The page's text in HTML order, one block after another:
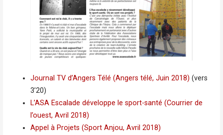
Journal TV d’Angers Télé (Angers télé, Juin 2018) (vers
3’20)
L’ASA Escalade développe le sport-santé (Courrier de
l’ouest, Avril 2018)
Appel à Projets (Sport Anjou, Avril 2018)